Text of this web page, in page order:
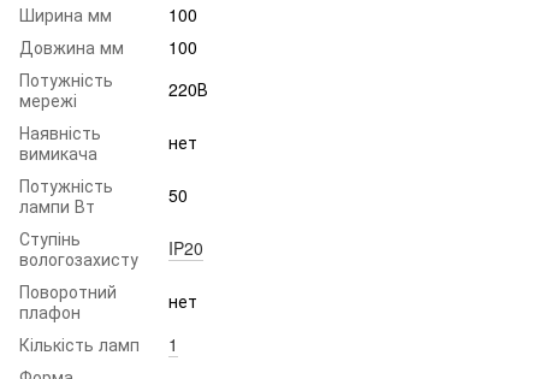
Ширина мм
100
Довжина мм
100
Потужність
мережі
220В
Наявність
вимикача
нет
Потужність
лампи Вт
50
Ступінь
вологозахисту
IP20
Поворотний
плафон
нет
Кількість ламп
1